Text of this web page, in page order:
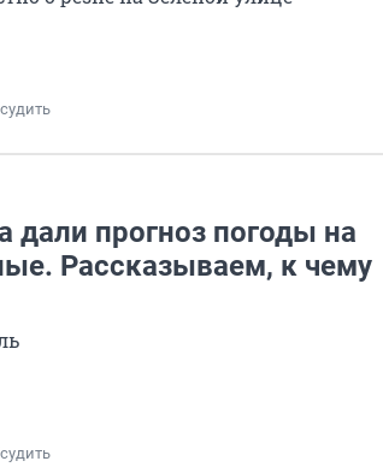
дали прогноз погоды на
Рассказываем, к чему